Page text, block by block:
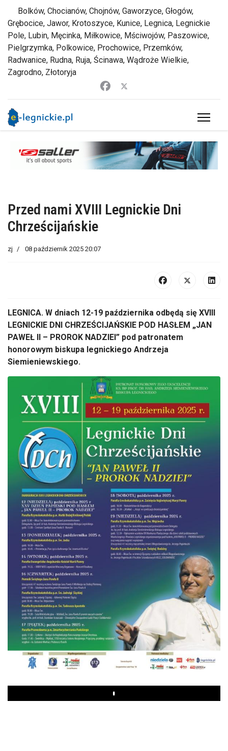
Bolków, Chocianów, Chojnów, Gaworzyce, Głogów,
Grębocice, Jawor, Krotoszyce, Kunice, Legnica, Legnickie
Pole, Lubin, Męcinka, Miłkowice, Mściwojów, Paszowice,
Pielgrzymka, Polkowice, Prochowice, Przemków,
Radwanice, Rudna, Ruja, Ścinawa, Wądroże Wielkie,
Zagrodno, Złotoryja
Przed nami XVIII Legnickie Dni
Chrześcijańskie
zj 08 październik 2025 20:07
LEGNICA. W dniach 12-19 października odbędą się XVIII
LEGNICKIE DNI CHRZEŚCIJAŃSKIE POD HASŁEM „JAN
PAWEŁ II – PROROK NADZIEI” pod patronatem
honorowym biskupa legnickiego Andrzeja
Siemieniewskiego.
Play